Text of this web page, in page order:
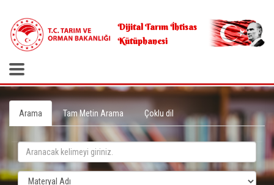
Dijital Tarım İhtisas
Kütüphanesi
Arama Tam Metin Arama Çoklu dil